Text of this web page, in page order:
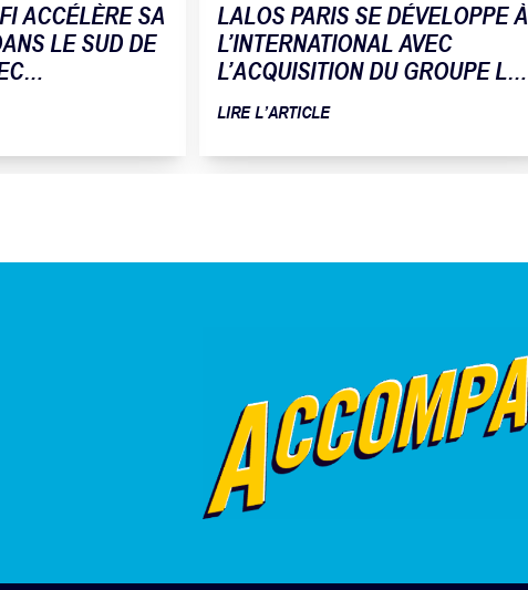
ACCÉLÈRE SA
LE SUD DE
LALOS PARIS SE DÉVELOPPE À
L’INTERNATIONAL AVEC
L’ACQUISITION DU GROUPE LA
FLEUR DU PAIN
LIRE L’ARTICLE